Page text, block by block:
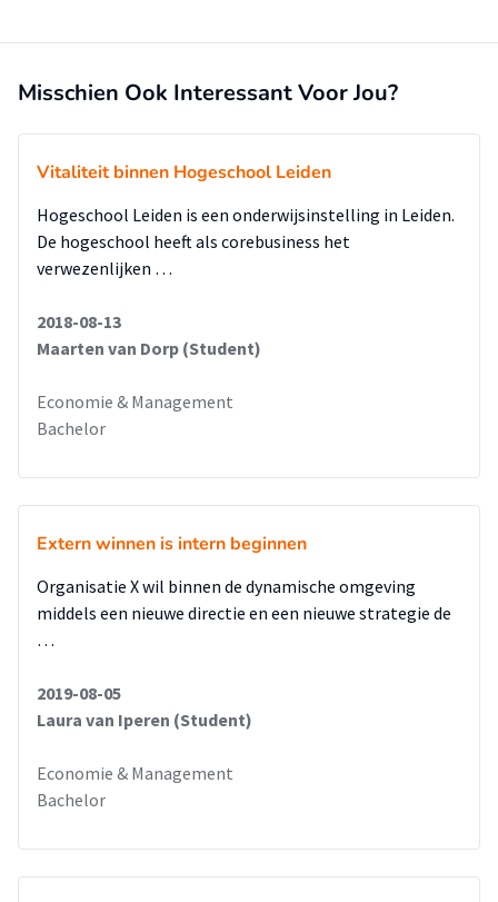
Misschien Ook Interessant Voor Jou?
Vitaliteit binnen Hogeschool Leiden
Hogeschool Leiden is een onderwijsinstelling in Leiden.
De hogeschool heeft als corebusiness het
verwezenlijken …
2018-08-13
Maarten van Dorp (Student)
Economie & Management
Bachelor
Extern winnen is intern beginnen
Organisatie X wil binnen de dynamische omgeving
middels een nieuwe directie en een nieuwe strategie de
…
2019-08-05
Laura van Iperen (Student)
Economie & Management
Bachelor